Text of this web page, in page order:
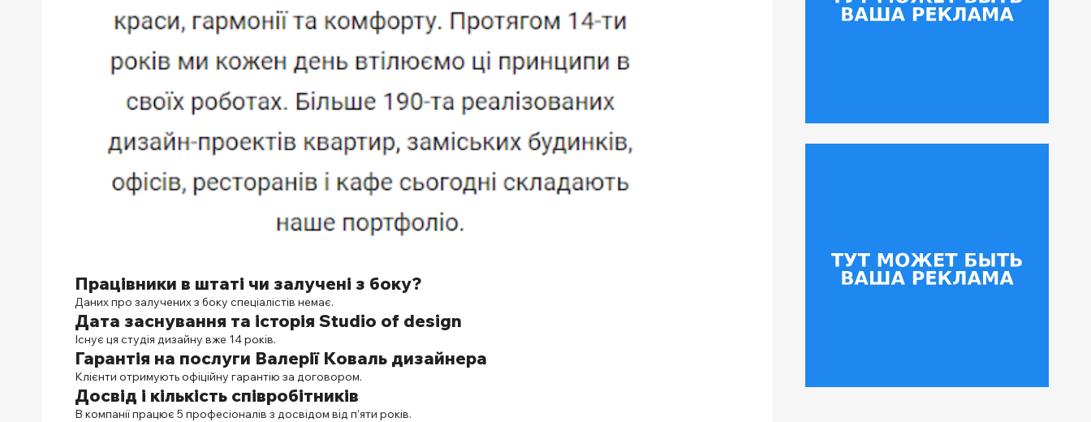
Працівники в штаті чи залучені з боку?
Даних про залучених з боку спеціалістів немає.
Дата заснування та історія Studio of design
Існує ця студія дизайну вже 14 років.
Гарантія на послуги Валерії Коваль дизайнера
Клієнти отримують офіційну гарантію за договором.
Досвід і кількість співробітників
В компанії працює 5 професіоналів з досвідом від п’яти років.